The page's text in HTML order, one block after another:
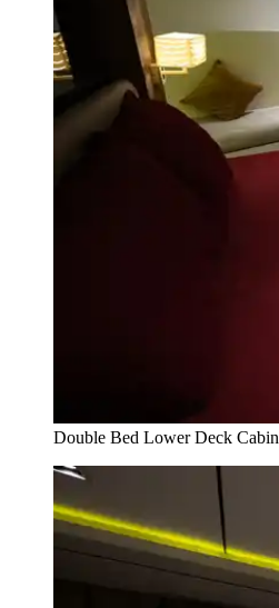
Double Bed Lower Deck Cabin